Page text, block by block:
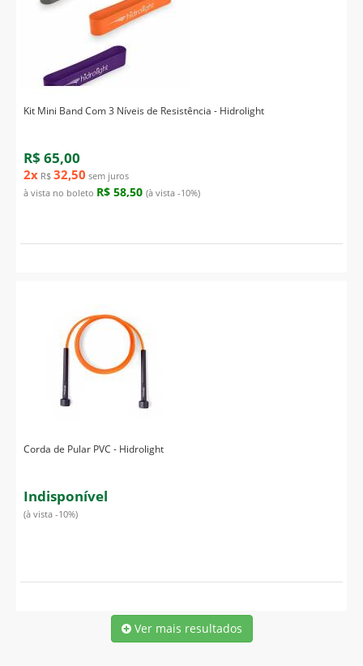
Kit Mini Band Com 3 Níveis de Resistência - Hidrolight
R$ 65,00
2x R$ 32,50 sem juros
à vista no boleto R$ 58,50 (à vista -10%)
Corda de Pular PVC - Hidrolight
Indisponível
(à vista -10%)
Ver mais resultados